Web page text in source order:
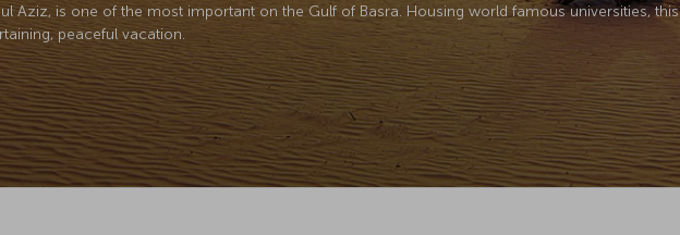
Aziz, is one of the most important on the Gulf of Basra. Housing world famous universities, this
peaceful vacation.